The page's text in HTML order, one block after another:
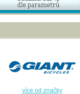
více od značky